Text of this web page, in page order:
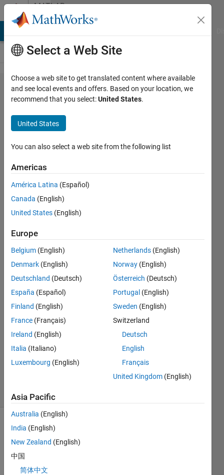
Skip to contentMATLAB
Answers
app
designer
で座​標
軸にplot
する際​
、目盛
の設定
がうま
く​いき
みち
（プロ
グラミ
ング初
心者）
30 Oct
1 Answer
Answer
Accepted
Updated
(30 days)
Select a Web Site
Choose a web site to get translated content where available
and see local events and offers. Based on your location, we
recommend that you select:United States.
United States
You can also select a web site from the following list
Americas
América Latina (Español)
Canada (English)
United States (English)
Europe
Belgium (English)
Denmark (English)
Deutschland (Deutsch)
España (Español)
Finland (English)
France (Français)
Ireland (English)
Italia (Italiano)
Luxembourg (English)
Netherlands (English)
Norway (English)
Österreich (Deutsch)
Portugal (English)
Sweden (English)
Switzerland
Deutsch
English
Français
United Kingdom (English)
Asia Pacific
Australia (English)
India (English)
New Zealand (English)
中国
简体中文